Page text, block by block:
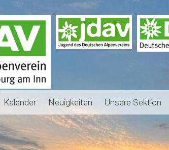
Kalender Neuigkeiten Unsere Sektion